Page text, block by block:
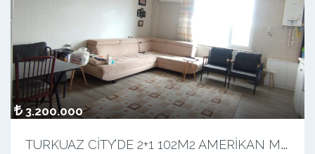
3.200.000
T
URKUAZ CİTY’DE 2+1 102M2 AMERİKAN MUTFAKLI TEMİZ MASRAFSIZ DAİRE